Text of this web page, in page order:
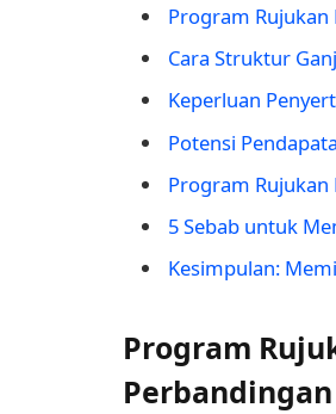
Program Rujukan
Cara Struktur
Keperluan
Potensi
Program Rujukan
5 Sebab untuk
Kesimpulan:
Program